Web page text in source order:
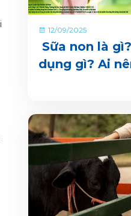
12/09/2025
Sữa non là
dụng gì? Ai